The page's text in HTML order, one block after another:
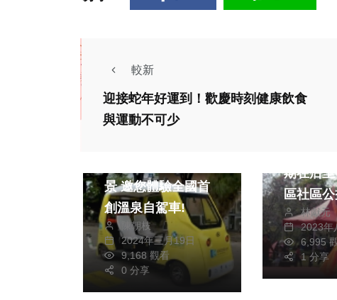
較新
迎接蛇年好運到！歡慶時刻健康飲食
與運動不可少
生活 文教
景 邀您體驗全國首
創溫泉自駕車!
陳朝枝
2024年三月19日
9,168 觀看
0 分享
思媚兒
期在后
區社區公
長輩們
定
林獻元
2023年
6,995
1 分享